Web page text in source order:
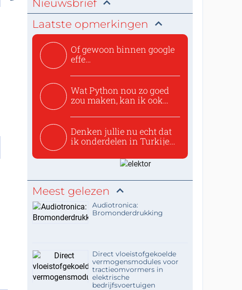
Nieuwsbrief
Laatste opmerkingen
Of gewoon binnen google
effe
Wat Python nou zo goed
zou maken, kan ik ook
Denken jullie nu echt dat
ik onderdelen in Turkije...
Meest gelezen
Audiotronica:
Bromonderdrukking
Direct vloeistofgekoelde
vermogensmodules voor
tractieomvormers in
elektrische
bedrijfsvoertuigen